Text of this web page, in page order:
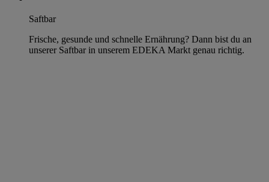
Saftbar
Frische, gesunde und schnelle Ernährung? Dann bist du an
unserer Saftbar in unserem EDEKA Markt genau richtig.